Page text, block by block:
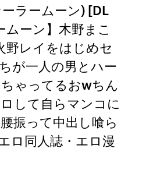
ラームーン) [DL
ムーン】木野まこ
野レイをはじめセ
が一人の男とハー
ゃってるおwちん
して自らマンコに
振って中出し喰ら
ロ同人誌・エロ漫